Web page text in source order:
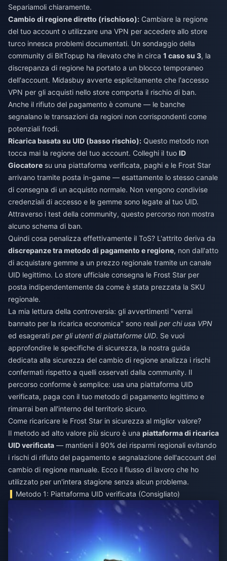
Separiamoli chiaramente.
Cambio di regione diretto (rischioso): Cambiare la regione
del tuo account o utilizzare una VPN per accedere allo store
turco innesca problemi documentati. Un sondaggio della
community di BitTopup ha rilevato che in circa 1 caso su 3, la
discrepanza di regione ha portato a un blocco temporaneo
dell'account. Midasbuy avverte esplicitamente che l'accesso
VPN per gli acquisti nello store comporta il rischio di ban.
Anche il rifiuto del pagamento è comune — le banche
segnalano le transazioni da regioni non corrispondenti come
potenziali frodi.
Ricarica basata su UID (basso rischio): Questo metodo non
tocca mai la regione del tuo account. Colleghi il tuo ID
Giocatore su una piattaforma verificata, paghi e le Frost Star
arrivano tramite posta in-game — esattamente lo stesso canale
di consegna di un acquisto normale. Non vengono condivise
credenziali di accesso e le gemme sono legate al tuo UID.
Attraverso i test della community, questo percorso non mostra
alcuno schema di ban.
Quindi cosa penalizza effettivamente il ToS? L'attrito deriva da
discrepanze tra metodo di pagamento e regione, non dall'atto
di acquistare gemme a un prezzo regionale tramite un canale
UID legittimo. Lo store ufficiale consegna le Frost Star per
posta indipendentemente da come è stata prezzata la SKU
regionale.
La mia lettura della controversia: gli avvertimenti "verrai
bannato per la ricarica economica" sono reali per chi usa VPN
ed esagerati per gli utenti di piattaforme UID. Se vuoi
approfondire le specifiche di sicurezza, la nostra guida
dedicata alla sicurezza del cambio di regione analizza i rischi
confermati rispetto a quelli osservati dalla community. Il
percorso conforme è semplice: usa una piattaforma UID
verificata, paga con il tuo metodo di pagamento legittimo e
rimarrai ben all'interno del territorio sicuro.
Come ricaricare le Frost Star in sicurezza al miglior valore?
Il metodo ad alto valore più sicuro è una piattaforma di ricarica
UID verificata — mantieni il 90% dei risparmi regionali evitando
i rischi di rifiuto del pagamento e segnalazione dell'account del
cambio di regione manuale. Ecco il flusso di lavoro che ho
utilizzato per un'intera stagione senza alcun problema.
Metodo 1: Piattaforma UID verificata (Consigliato)